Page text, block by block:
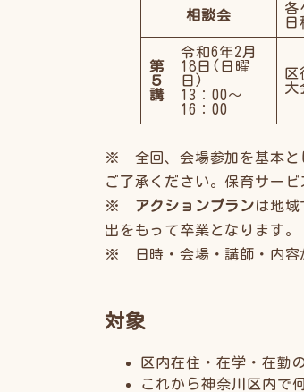
相談会
各
日
第
５
講
令和6年2月
18日(日曜
日)
13：00～
16：00
区
大
※ 全回、会場参加を基本と
ご了承ください。保育サー
※ アクションプランは地
出をもって卒業となります。
※ 日時・会場・講師・内容
対象
区内在住・在学・在勤
これから神奈川区内で